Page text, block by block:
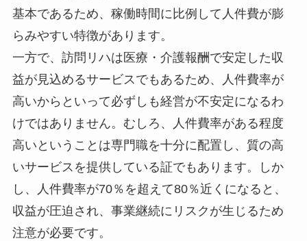
基本であるため、稼働時間に比例して人件費が膨
らみやすい特徴があります。
一方で、訪問リハは医療・介護報酬で安定した収
益が見込めるサービスでもあるため、人件費率が
高いからといって必ずしも経営が不安定になるわ
けではありません。むしろ、人件費率がある程度
高いということは専門職を十分に配置し、質の高
いサービスを提供している証でもあります。しか
し、人件費率が70％を超えて80％近くになると、
収益が圧迫され、事業継続にリスクが生じるため
注意が必要です。